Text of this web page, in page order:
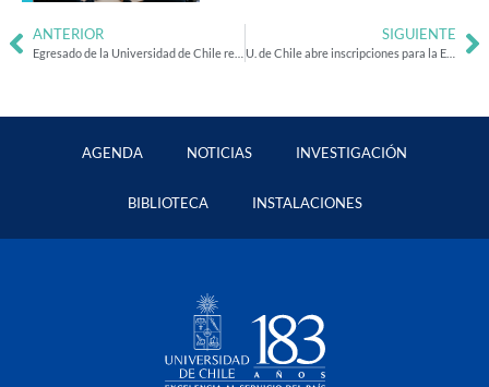
ANTERIOR SIGUIENTE
U. de Chile abre inscripciones para la Escuela de Temporada 2025 con más de 60 actividades gratuitas
AGENDA NOTICIAS INVESTIGACIÓN
BIBLIOTECA INSTALACIONES